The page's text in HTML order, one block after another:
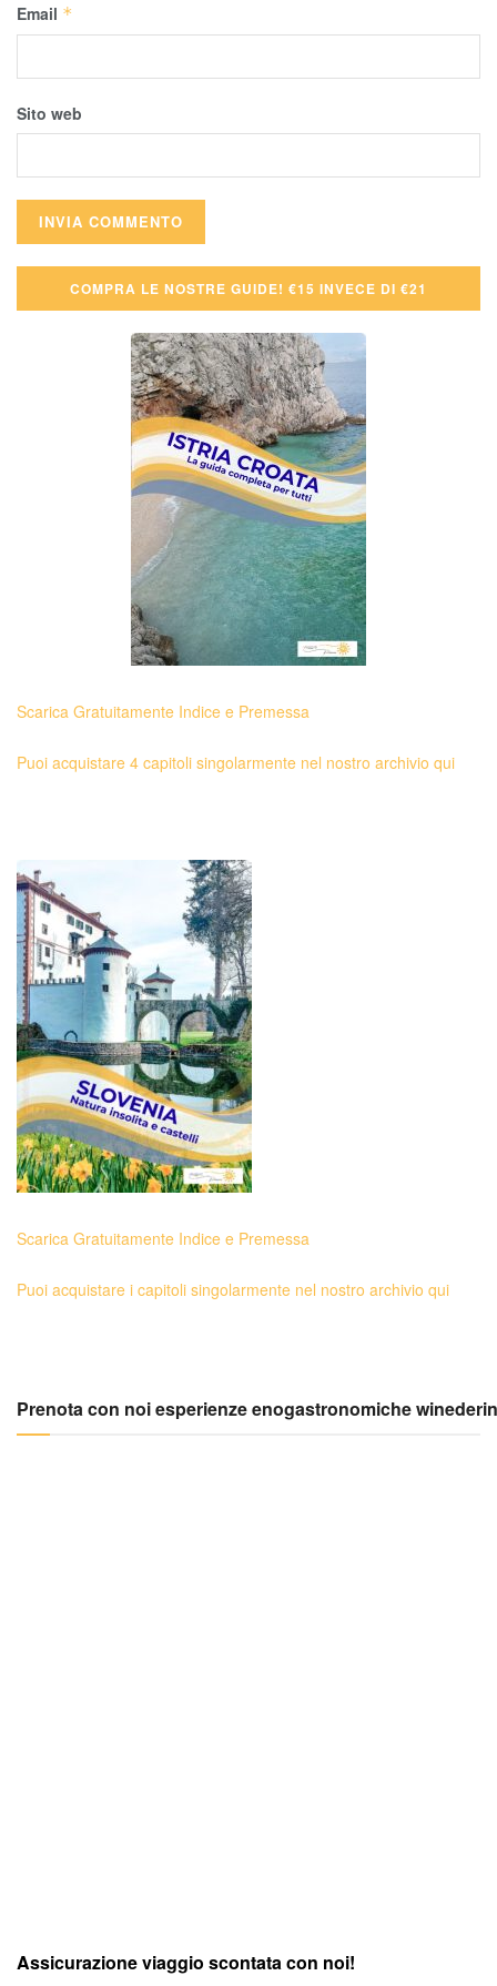
Email *
Sito web
COMPRA LE NOSTRE GUIDE! €15 INVECE DI €21
Scarica Gratuitamente Indice e Premessa
Puoi acquistare 4 capitoli singolarmente nel nostro archivio qui
Scarica Gratuitamente Indice e Premessa
Puoi acquistare i capitoli singolarmente nel nostro archivio qui
Prenota con noi esperienze enogastronomiche
Assicurazione viaggio scontata con noi!